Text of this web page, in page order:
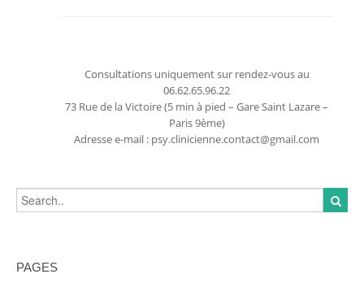
Consultations uniquement sur rendez-vous au
06.62.65.96.22
73 Rue de la Victoire (5 min à pied – Gare Saint Lazare –
Paris 9ème)
Adresse e-mail : psy.clinicienne.contact@gmail.com
PAGES